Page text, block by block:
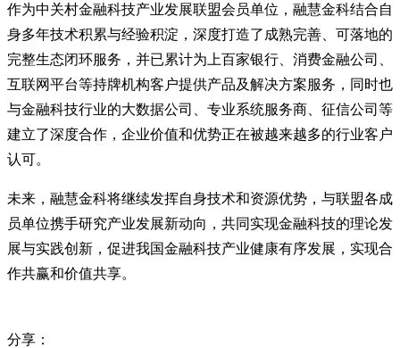
作为中关村金融科技产业发展联盟会员单位，融慧金科结合自
身多年技术积累与经验积淀，深度打造了成熟完善、可落地的
完整生态闭环服务，并已累计为上百家银行、消费金融公司、
互联网平台等持牌机构客户提供产品及解决方案服务，同时也
与金融科技行业的大数据公司、专业系统服务商、征信公司等
建立了深度合作，企业价值和优势正在被越来越多的行业客户
认可。
未来，融慧金科将继续发挥自身技术和资源优势，与联盟各成
员单位携手研究产业发展新动向，共同实现金融科技的理论发
展与实践创新，促进我国金融科技产业健康有序发展，实现合
作共赢和价值共享。
分享：